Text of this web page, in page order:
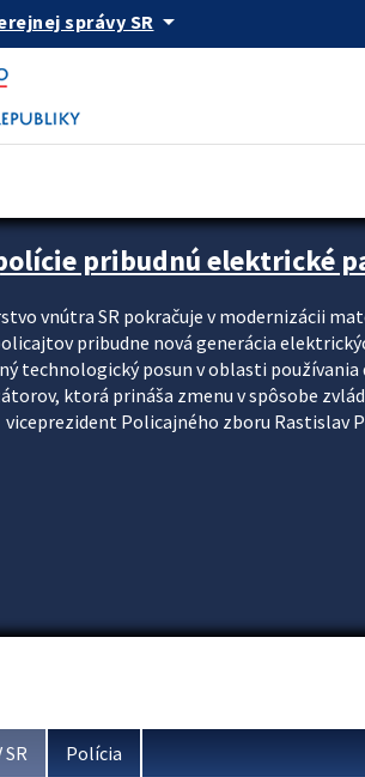
správy SR arrow_drop_down
upútavok
pribudnú elektrické
vnútra SR pokračuje v modernizácii
pribudne nová generácia
technologický posun v oblasti
ktorá prináša zmenu v spôsobe
Policajného zboru Rastislav
Polícia